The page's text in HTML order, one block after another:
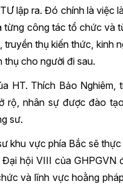
lập ra. Đó chính là việc
từng công tác tổ chức và
thụ kiến thức, kinh
thụ cho người đi sau.
HT. Thích Bảo Nghiêm,
rộ, nhân sự được đào
sư.
khu vực phía Bắc sẽ
hội VIII của GHPGVN
và lĩnh vực hoằng